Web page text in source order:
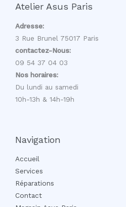
Atelier Asus Paris
Adresse:
3 Rue Brunel 75017 Paris
contactez-Nous:
09 54 37 04 03
Nos horaires:
Du lundi au samedi
10h-13h & 14h-19h
Navigation
Accueil
Services
Réparations
Contact